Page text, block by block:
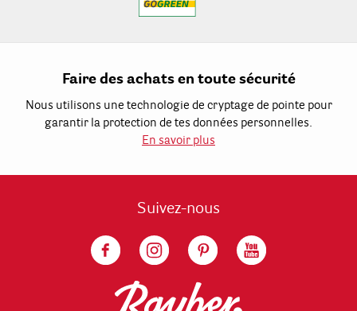
Faire des achats en toute sécurité
Nous utilisons une technologie de cryptage de pointe pour
garantir la protection de tes données personnelles.
En savoir plus
Suivez-nous